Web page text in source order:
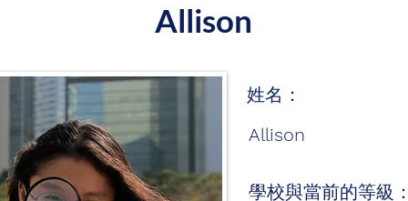
Allison
姓名：
Allison
學校與當前的等級